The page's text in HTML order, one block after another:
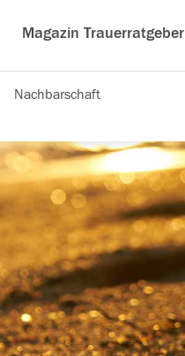
Magazin Trauerratgeber
Nachbarschaft